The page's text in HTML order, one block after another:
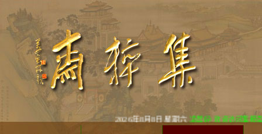
2026年8月8日 星期六 凌晨好! 欢迎访问集粹斋美